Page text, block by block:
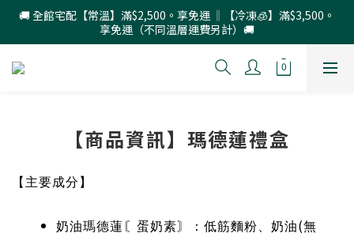
🚚 全館宅配【常溫】滿$2,500。享免運 ‖【冷凍🧊】滿$3,500。
享免運（不同溫層運費另計）🚚
【商品資訊】瑪德蓮禮盒
【主要成分】
奶油瑪德蓮〘蛋奶素〙：低筋麵粉、奶油(無